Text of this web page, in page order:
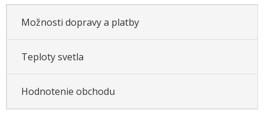
Možnosti dopravy a platby
Teploty svetla
Hodnotenie obchodu